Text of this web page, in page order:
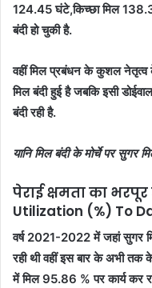
124.45 घंटे,किच्छा मिल
बंदी हो चुकी है.
वहीं मिल प्रबंधन के कुशल नेतृत्व
मिल बंदी हुई है जबकि इसी
बंदी रही है.
यानि मिल बंदी के मोर्चे पर सुगर
पेराई क्षमता का
Utilization (%) To
वर्ष 2021-2022 में जहां सुगर
रही थी वहीं इस बार के अभी
में मिल 95.86 % पर कार्य कर